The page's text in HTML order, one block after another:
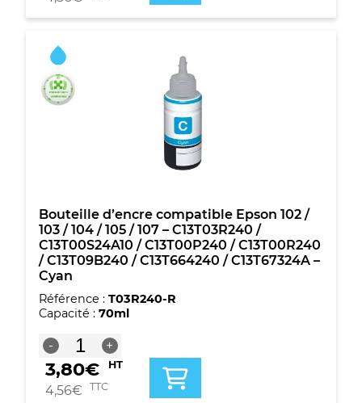
Epson
/
103
/
104
C13T00S34A10
/
C13T00P340
/
C13T00R340
/
C13T09B340
C13T664340
/
C13T67334A
-
Bouteille d’encre compatible Epson 102 /
103 / 104 / 105 / 107 – C13T03R240 /
C13T00S24A10 / C13T00P240 / C13T00R240
/ C13T09B240 / C13T664240 / C13T67324A –
Cyan
Référence : T03R240-R
Capacité : 70ml
-
quantité
de
Bouteille
d'encre
+
3,80€ HT
4,56€ TTC